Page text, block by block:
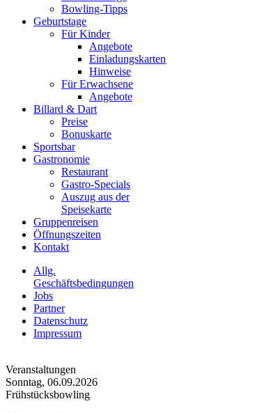
Bowling-Tipps
Geburtstage
Für Kinder
Angebote
Einladungskarten
Hinweise
Für Erwachsene
Angebote
Billard & Dart
Preise
Bonuskarte
Sportsbar
Gastronomie
Restaurant
Gastro-Specials
Auszug aus der
Speisekarte
Gruppenreisen
Öffnungszeiten
Kontakt
Allg.
Geschäftsbedingungen
Jobs
Partner
Datenschutz
Impressum
Veranstaltungen
Sonntag, 06.09.2026
Frühstücksbowling